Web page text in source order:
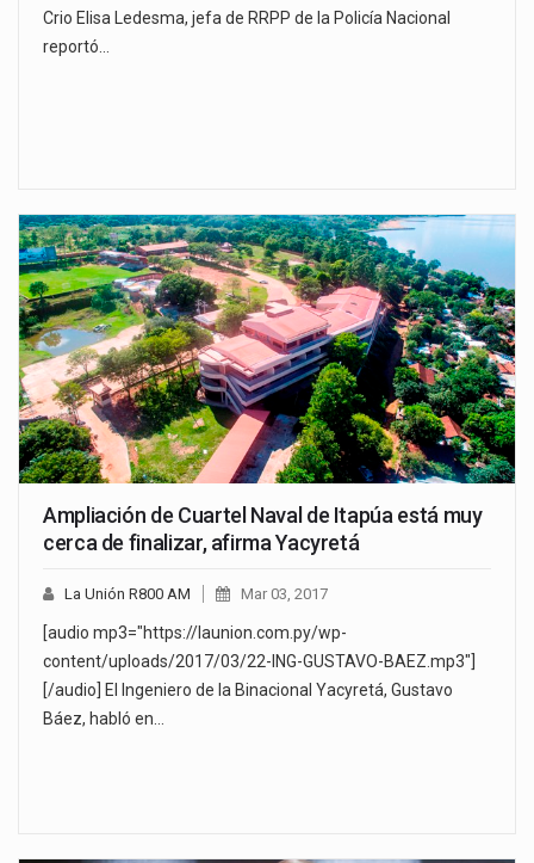
Crio Elisa Ledesma, jefa de RRPP de la Policía Nacional
reportó…
Ampliación de Cuartel Naval de Itapúa está muy
cerca de finalizar, afirma Yacyretá
La Unión R800 AM Mar 03, 2017
[audio mp3="https://launion.com.py/wp-
content/uploads/2017/03/22-ING-GUSTAVO-BAEZ.mp3"]
[/audio] El Ingeniero de la Binacional Yacyretá, Gustavo
Báez, habló en…